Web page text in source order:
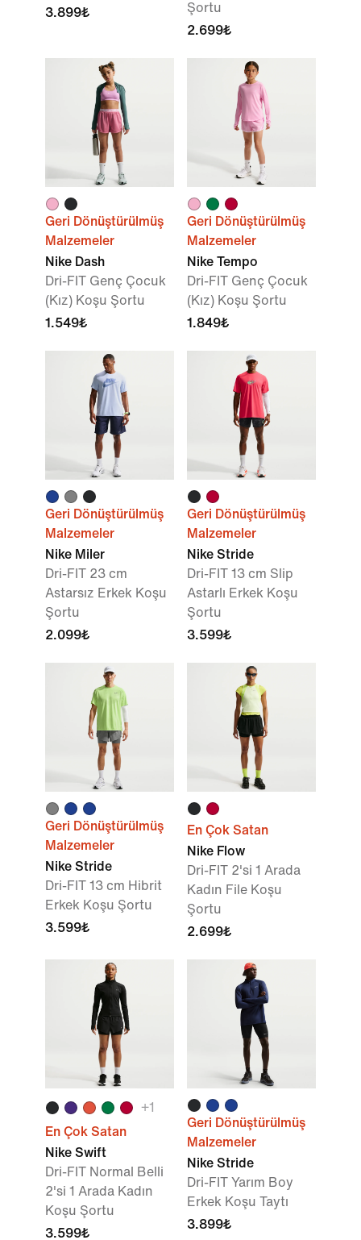
3.899₺
Şortu
2.699₺
Geri Dönüştürülmüş
Malzemeler
Nike Dash
Dri-FIT Genç Çocuk
(Kız) Koşu Şortu
1.549₺
Geri Dönüştürülmüş
Malzemeler
Nike Tempo
Dri-FIT Genç Çocuk
(Kız) Koşu Şortu
1.849₺
Geri Dönüştürülmüş
Malzemeler
Nike Miler
Dri-FIT 23 cm
Astarsız Erkek Koşu
Şortu
2.099₺
Geri Dönüştürülmüş
Malzemeler
Nike Stride
Dri-FIT 13 cm Slip
Astarlı Erkek Koşu
Şortu
3.599₺
Geri Dönüştürülmüş
Malzemeler
Nike Stride
Dri-FIT 13 cm Hibrit
Erkek Koşu Şortu
3.599₺
En Çok Satan
Nike Flow
Dri-FIT 2'si 1 Arada
Kadın File Koşu
Şortu
2.699₺
+1
En Çok Satan
Nike Swift
Dri-FIT Normal Belli
2'si 1 Arada Kadın
Koşu Şortu
3.599₺
Geri Dönüştürülmüş
Malzemeler
Nike Stride
Dri-FIT Yarım Boy
Erkek Koşu Taytı
3.899₺